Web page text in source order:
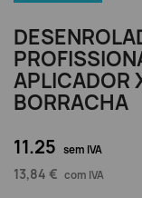
APLICADOR
BORRACHA
11.25 sem IVA
13,84 € com IVA